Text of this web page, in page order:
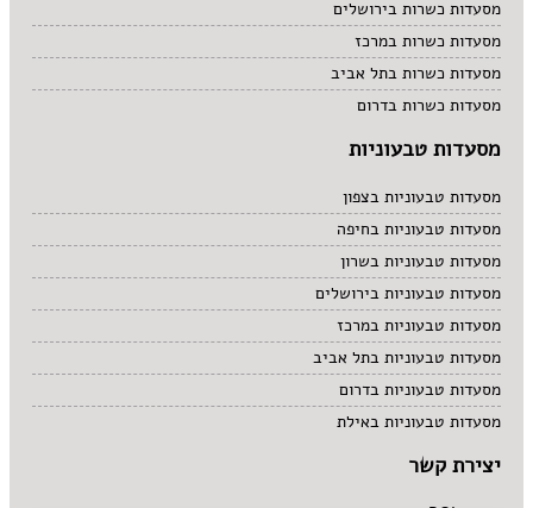
מסעדות כשרות בירושלים
מסעדות כשרות במרכז
מסעדות כשרות בתל אביב
מסעדות כשרות בדרום
מסעדות טבעוניות
מסעדות טבעוניות בצפון
מסעדות טבעוניות בחיפה
מסעדות טבעוניות בשרון
מסעדות טבעוניות בירושלים
מסעדות טבעוניות במרכז
מסעדות טבעוניות בתל אביב
מסעדות טבעוניות בדרום
מסעדות טבעוניות באילת
יצירת קשר